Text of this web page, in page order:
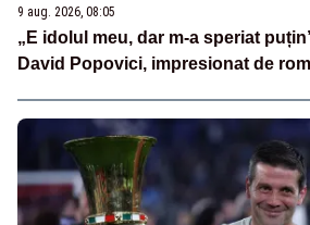
9 aug. 2026, 08:05
„E idolul meu, dar m-a speriat
David Popovici, impresionat de